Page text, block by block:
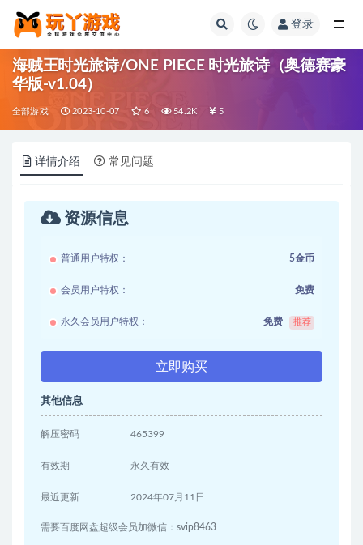
登录
海贼王时光旅诗/ONE PIECE 时光旅诗（奥德赛豪
华版-v1.04）
全部游戏 2023-10-07 6 54.2K 5
详情介绍 常见问题
资源信息
普通用户特权： 5金币
会员用户特权： 免费
永久会员用户特权： 免费 推荐
立即购买
其他信息
解压密码 465399
有效期 永久有效
最近更新 2024年07月11日
需要百度网盘超级会员加微信：svip8463